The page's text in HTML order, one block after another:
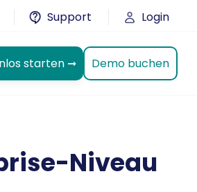
Support Login
starten ➞ Demo buchen
Niveau